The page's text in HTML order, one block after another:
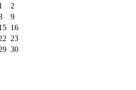
2
9
16
23
30